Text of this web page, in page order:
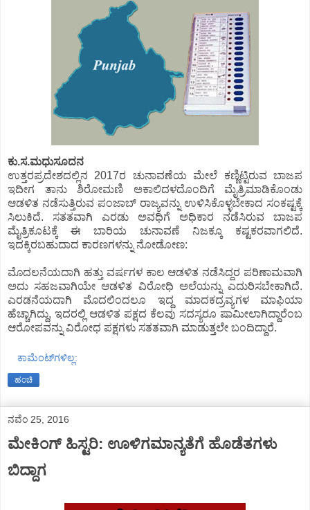
ಕು.ಸ.ಮಧುಸೂದನ
ಉತ್ತರಪ್ರದೇಶದಲ್ಲಿನ 2017ರ ಚುನಾವಣೆಯ ಮೇಲೆ ಕಣ್ಣಿಟ್ಟಿರುವ ಬಾಜಪ
ಇದೀಗ ತಾನು ಶಿರೋಮಣಿ ಅಕಾಲಿದಳದೊಂದಿಗೆ ಮೈತ್ರಿಮಾಡಿಕೊಂಡು
ಆಡಳಿತ ನಡೆಸುತ್ತಿರುವ ಪಂಜಾಬ್ ರಾಜ್ಯವನ್ನು ಉಳಿಸಿಕೊಳ್ಳಬೇಕಾದ ಸಂಕಷ್ಟಕ್ಕೆ
ಸಿಲುಕಿದೆ. ಸತತವಾಗಿ ಎರಡು ಅವಧಿಗೆ ಅಧಿಕಾರ ನಡೆಸಿರುವ ಬಾಜಪ
ಮೈತ್ರಿಕೂಟಕ್ಕೆ ಈ ಬಾರಿಯ ಚುನಾವಣೆ ನಿಜಕ್ಕೂ ಕಷ್ಟಕರವಾಗಲಿದೆ.
ಇದಕ್ಕಿರಬಹುದಾದ ಕಾರಣಗಳನ್ನು ನೋಡೋಣ:
ಮೊದಲನೆಯದಾಗಿ ಹತ್ತು ವರ್ಷಗಳ ಕಾಲ ಆಡಳಿತ ನಡೆಸಿದ್ದರ ಪರಿಣಾಮವಾಗಿ
ಅದು ಸಹಜವಾಗಿಯೇ ಆಡಳಿತ ವಿರೋಧಿ ಅಲೆಯನ್ನು ಎದುರಿಸಬೇಕಾಗಿದೆ.
ಎರಡನೆಯದಾಗಿ ಮೊದಲಿಂದಲೂ ಇದ್ದ ಮಾದಕದ್ರವ್ಯಗಳ ಮಾಫಿಯಾ
ಹೆಚ್ಚಾಗಿದ್ದು, ಇದರಲ್ಲಿ ಆಡಳಿತ ಪಕ್ಷದ ಕೆಲವು ಸದಸ್ಯರೂ ಷಾಮೀಲಾಗಿದ್ದಾರೆಂಬ
ಆರೋಪವನ್ನು ವಿರೋಧ ಪಕ್ಷಗಳು ಸತತವಾಗಿ ಮಾಡುತ್ತಲೇ ಬಂದಿದ್ದಾರೆ.
ಕಾಮೆಂಟ್‌ಗಳಿಲ್ಲ:
ಹಂಚಿ
ನವೆಂ 25, 2016
ಮೇಕಿಂಗ್ ಹಿಸ್ಟರಿ: ಊಳಿಗಮಾನ್ಯತೆಗೆ ಹೊಡೆತಗಳು
ಬಿದ್ದಾಗ